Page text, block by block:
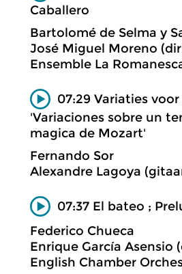
Caballero
Bartolomé de Selma y
José Miguel Moreno
Ensemble La
07:29 Variaties
'Variaciones sobre un
magica de Mozart'
Fernando Sor
Alexandre Lagoya
07:37 El bateo ;
Federico Chueca
Enrique García Asensio
English Chamber